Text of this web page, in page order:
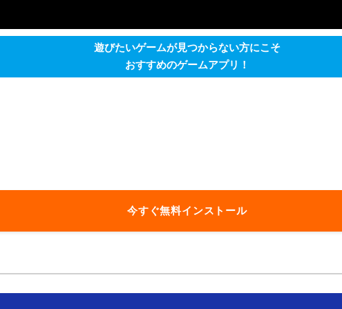
遊びたいゲームが見つからない方にこそ
おすすめのゲームアプリ！
今すぐ無料インストール